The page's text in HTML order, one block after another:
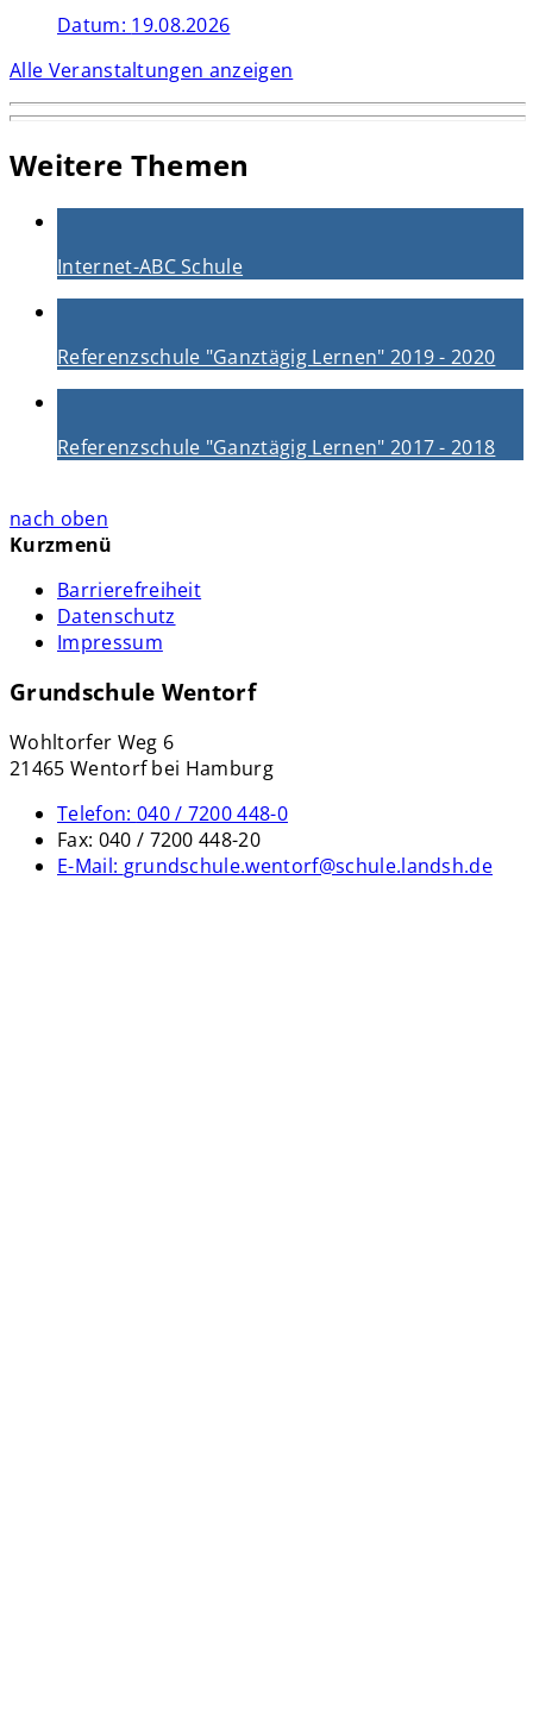
Datum: 19.08.2026
Alle Veranstaltungen anzeigen
Weitere Themen
Internet-ABC Schule
Referenzschule "Ganztägig Lernen" 2019 - 2020
Referenzschule "Ganztägig Lernen" 2017 - 2018
nach oben
Kurzmenü
Barrierefreiheit
Datenschutz
Impressum
Grundschule Wentorf
Wohltorfer Weg 6
21465 Wentorf bei Hamburg
Telefon: 040 / 7200 448-0
Fax: 040 / 7200 448-20
E-Mail: grundschule.wentorf@schule.landsh.de